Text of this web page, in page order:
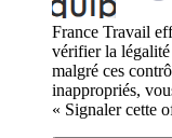
France Travail
vérifier la
malgré ces
inappropriés,
« Signaler cette